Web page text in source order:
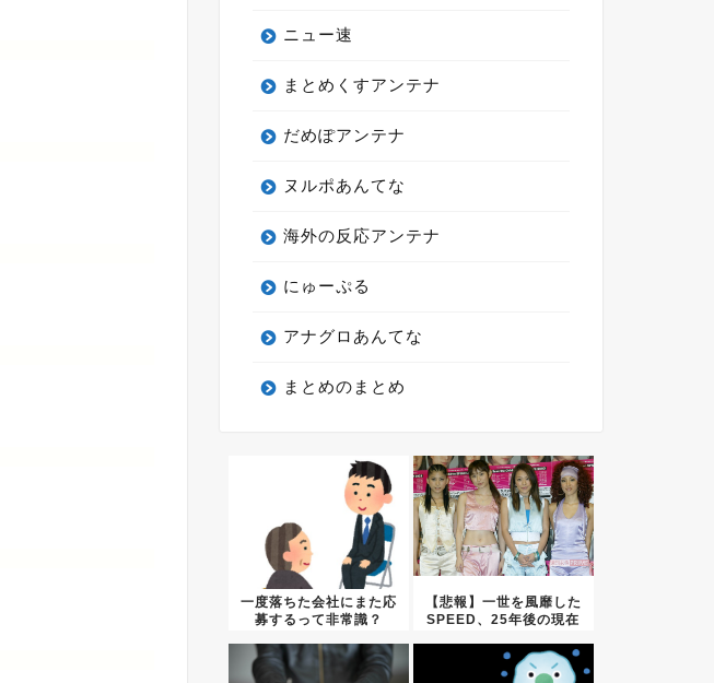
ニュー速
まとめくすアンテナ
だめぽアンテナ
ヌルポあんてな
海外の反応アンテナ
にゅーぷる
アナグロあんてな
まとめのまとめ
一度落ちた会社にまた応
募するって非常識？
【悲報】一世を風靡した
SPEED、25年後の現在